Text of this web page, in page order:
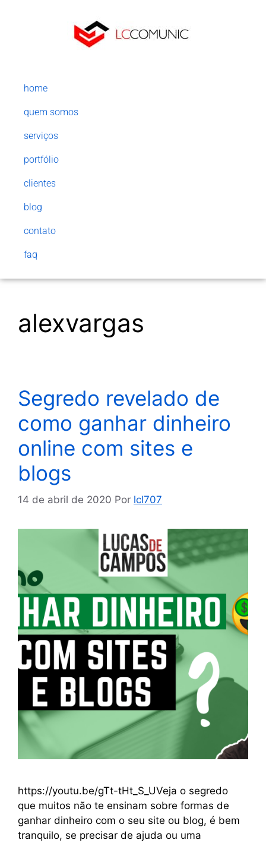
home
quem somos
serviços
portfólio
clientes
blog
contato
faq
alexvargas
Segredo revelado de
como ganhar dinheiro
online com sites e
blogs
14 de abril de 2020 Por lcl707
https://youtu.be/gTt-tHt_S_UVeja o segredo
que muitos não te ensinam sobre formas de
ganhar dinheiro com o seu site ou blog, é bem
tranquilo, se precisar de ajuda ou uma